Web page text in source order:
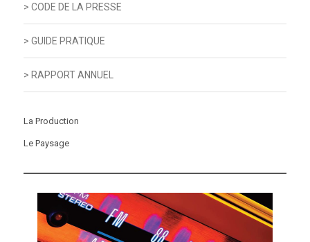
> CODE DE LA PRESSE
> GUIDE PRATIQUE
> RAPPORT ANNUEL
La Production
Le Paysage